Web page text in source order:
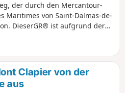
der durch den Mercantour-
Maritimes von Saint-Dalmas-de-
DieserGR® ist aufgrund der
Sie erreichen
wo aus Sie die Landschaften
des Hochgebirges bewundern
Route erwarten Sie Panoramen,
außergewöhnlich sind.
Clapier von der
aus